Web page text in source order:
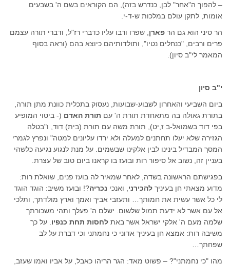
– להפוך ה"אחר" לבן, כנדרש בזה), הם הקוראים בשם ה' בשבעים
אומות, לתקן עולם במלכות ש-ד-י.
הר סיני הוא גם הר פארן , שפרו ורבו עליו כדברי רז"ל, ודברי תורה עצמם
פרים ורבים, "כנחלים נטיו", ותולדותיהם כיוצא בהם (וראה בסוף
המאמר לי"ב סיון).
י"ב סיון
ביום השביעי והאחרון לשבוע-שבועות, נעסוק בתכלית כוונת מתן תורה,
בתורת גאולה בה מתאחדת תורת ה' עם תורת האדם (- ביטוי המופיע
בפי דוד בשמואל-ב ז,יט), תורת משה עם תורת (בית) דוד, ו"בטלה
הגזירה שלא יעלו תחתנים למעלה ולא ירדו עליונים למטה" ונפרץ לגמרי
המסך המבדיל בינינו לבין אלקינו שבשמים. על מנת לנגוע נגיעה כלשהי
בעניין זה, נשוב אל סיפור רות ובועז בו קראנו ביום טוב של עצרת.
בפגישתם הראשונה בשדה, לאחר שמאיר לה בועז פנים, שואלת רות:
מדוע מצאתי חן בעיניך להכירני , ואנכי נכריה?! ובועז משיב: הוגד הוגד
לי כל אשר עשית את חמותך… ותעזבי אביך ואמך וארץ מולדתך, ותלכי
אל עם אשר לא ידעת תמול שלשום. ישלם ה' פעלך ותהי משכורתך
שלמה מעם ה' אלקי ישראל אשר באת לחסות תחת כנפיו . על כך
משיבה רות: אמצא חן בעיניך אדוני כי נחמתני וכי דברת על לב
שפחתך…
מהו "כי נחמתני"? – פשוט מאד: הגר הריהו כאבל, על אביו ואמו שעזב,